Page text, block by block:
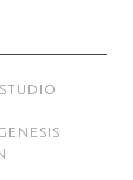
STUDIO